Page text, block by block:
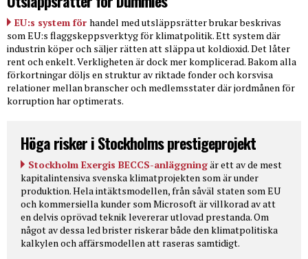
EU:s system för handel med utsläppsrätter brukar beskrivas
som EU:s flaggskeppsverktyg för klimatpolitik. Ett system där
industrin köper och säljer rätten att släppa ut koldioxid. Det låter
rent och enkelt. Verkligheten är dock mer komplicerad. Bakom alla
förkortningar döljs en struktur av riktade fonder och korsvisa
relationer mellan branscher och medlemsstater där jordmånen för
korruption har optimerats.
Höga risker i Stockholms prestigeprojekt
Stockholm Exergis BECCS-anläggningär ett av de mest
kapitalintensiva svenska klimatprojekten som är under
produktion. Hela intäktsmodellen, från såväl staten som EU
och kommersiella kunder som Microsoft är villkorad av att
en delvis oprövad teknik levererar utlovad prestanda. Om
något av dessa led brister riskerar både den klimatpolitiska
kalkylen och affärsmodellen att raseras samtidigt.